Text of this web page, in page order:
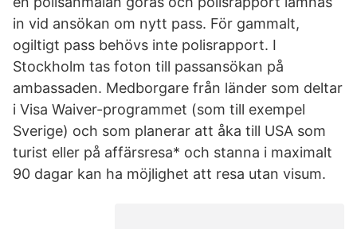
in vid ansökan om nytt pass. För gammalt,
ogiltigt pass behövs inte polisrapport. I
Stockholm tas foton till passansökan på
ambassaden. Medborgare från länder som deltar
i Visa Waiver-programmet (som till exempel
Sverige) och som planerar att åka till USA som
turist eller på affärsresa* och stanna i maximalt
90 dagar kan ha möjlighet att resa utan visum.